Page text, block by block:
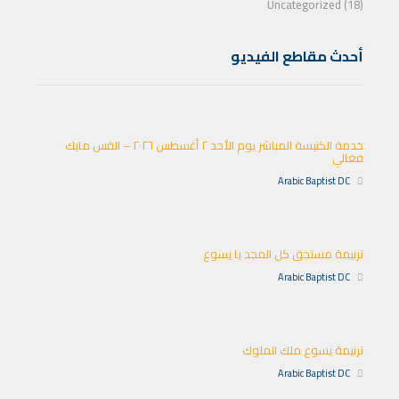
Uncategorized (18)
أحدث مقاطع الفيديو
خدمة الكنيسة المباشر يوم الأحد ٢ أغسطس ٢٠٢٦ – القس مايك
فغالي
Arabic Baptist DC
ترنيمة مستحق كل المجد يا يسوع
Arabic Baptist DC
ترنيمة يسوع ملك الملوك
Arabic Baptist DC